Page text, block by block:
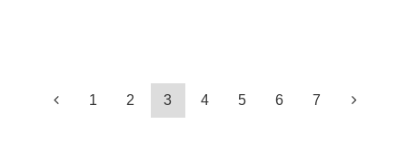
1 2 3 4 5 6 7